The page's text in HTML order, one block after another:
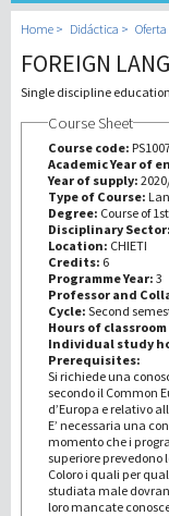
Home Didáctica
FOREIGN
Single discipline
Course Sheet
Course code:
Academic Year of
Year of supply:
Type of Course:
Degree: Course of
Disciplinary Sector:
Location: CHIETI
Credits: 6
Programme Year: 3
Professor and
Cycle: Second
Hours of
Individual study
Prerequisites:
Si richiede una
secondo il Common
d’Europa e relativo
E’ necessaria una conoscenza della lingua inglese pari al livello A1 dal
momento che i
Coloro i quali per
studiata male
loro mancate